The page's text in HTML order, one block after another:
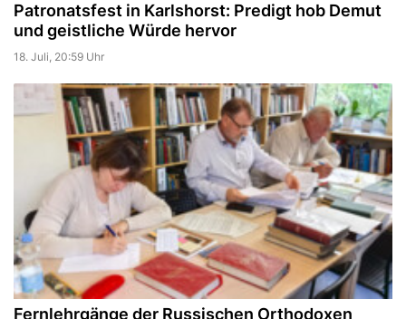
Patronatsfest in Karlshorst: Predigt hob Demut
und geistliche Würde hervor
18. Juli, 20:59 Uhr
Fernlehrgänge der Russischen Orthodoxen